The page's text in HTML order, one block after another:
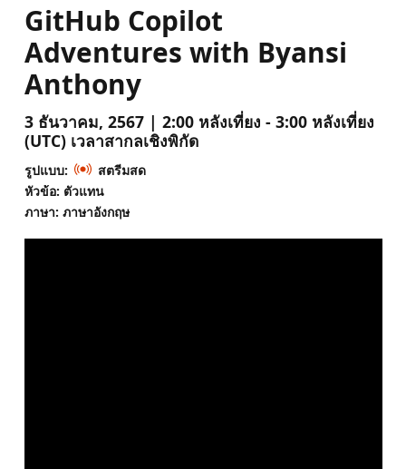
GitHub Copilot
Adventures with Byansi
Anthony
3 ธันวาคม, 2567 | 2:00 หลังเที่ยง - 3:00 หลังเที่ยง
(UTC) เวลาสากลเชิงพิกัด
รูปแบบ:
สตรีมสด
หัวข้อ: ตัวแทน
ภาษา: ภาษาอังกฤษ